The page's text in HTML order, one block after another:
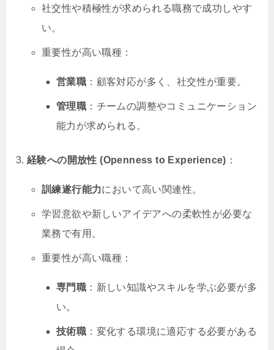
社交性や積極性が求められる職務で成功しやす
い。
重要性が高い職種：
営業職 ：顧客対応が多く、社交性が重要。
管理職 ：チームの調整やコミュニケーション
能力が求められる。
経験への開放性 (Openness to Experience) ：
訓練遂行能力において高い関連性。
学習意欲や新しいアイデアへの柔軟性が必要な
業務で有用。
重要性が高い職種：
専門職 ：新しい知識やスキルを学ぶ必要が多
い。
技術職 ：変化する環境に適応する必要がある